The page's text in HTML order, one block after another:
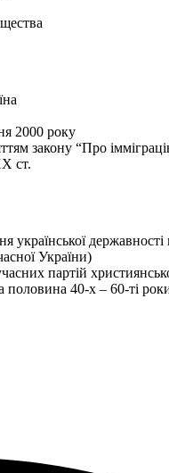
2000 року
закону “Про
ст.
української
України)
партій
половина 40-х – 60-ті